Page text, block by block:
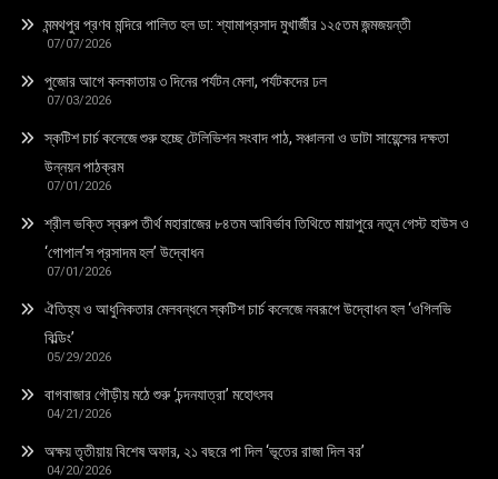
মন্মথপুর প্রণব মন্দিরে পালিত হল ডা: শ্যামাপ্রসাদ মুখার্জীর ১২৫তম জন্মজয়ন্তী
07/07/2026
পুজোর আগে কলকাতায় ৩ দিনের পর্যটন মেলা, পর্যটকদের ঢল
07/03/2026
স্কটিশ চার্চ কলেজে শুরু হচ্ছে টেলিভিশন সংবাদ পাঠ, সঞ্চালনা ও ডাটা সায়েন্সের দক্ষতা
উন্নয়ন পাঠক্রম
07/01/2026
শ্রীল ভক্তি স্বরুপ তীর্থ মহারাজের ৮৪তম আবির্ভাব তিথিতে মায়াপুরে নতুন গেস্ট হাউস ও
‘গোপাল’স প্রসাদম হল’ উদ্বোধন
07/01/2026
ঐতিহ্য ও আধুনিকতার মেলবন্ধনে স্কটিশ চার্চ কলেজে নবরূপে উদ্বোধন হল ‘ওগিলভি
বিল্ডিং’
05/29/2026
বাগবাজার গৌড়ীয় মঠে শুরু ‘চন্দনযাত্রা’ মহোৎসব
04/21/2026
অক্ষয় তৃতীয়ায় বিশেষ অফার, ২১ বছরে পা দিল ‘ভূতের রাজা দিল বর’
04/20/2026